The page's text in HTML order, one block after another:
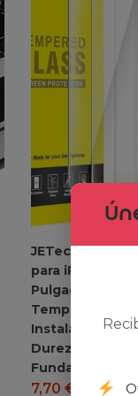
JETech
para iPhone 17
Pulgadas,
Templado con
Instalación
Dureza,
Funda, 3
7,70 € 8,99 €